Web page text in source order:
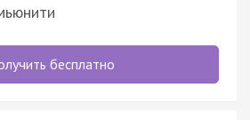
бесплатно